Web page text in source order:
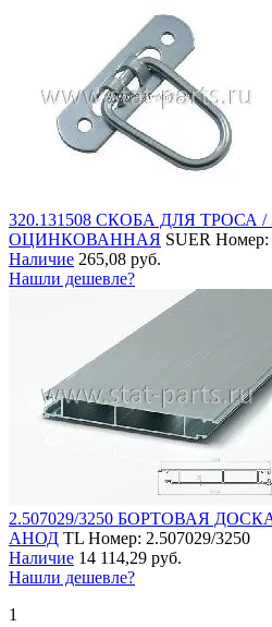
320.131508 СКОБА ДЛЯ ТРОСА
ОЦИНКОВАННАЯ SUER Номер:
Наличие 265,08 руб.
Нашли дешевле?
2.507029/3250 БОРТОВАЯ
АНОД TL Номер: 2.507029/3250
Наличие 14 114,29 руб.
Нашли дешевле?
1